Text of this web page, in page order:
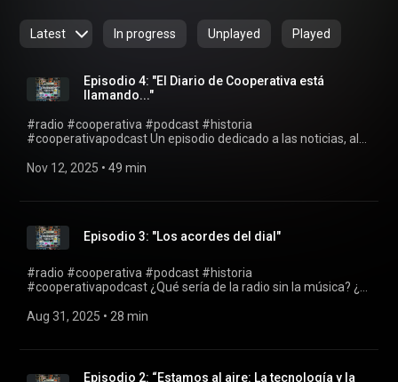
Latest In progress Unplayed Played
Episodio 4: "El Diario de Cooperativa está
llamando..."
#radio #cooperativa #podcast #historia
#cooperativapodcast Un episodio dedicado a las noticias, al
de Radio Cooperativa durante nueve décadas. Descubre más
Nov 12, 2025 • 49 min
Episodio 3: "Los acordes del dial"
#radio #cooperativa #podcast #historia
#cooperativapodcast ¿Qué sería de la radio sin la música? ¿O
Cecilia Echeñique y Ángel Parra nos acompañan a recorrer la
Fronteras” hasta “Dulce Patria”. Descubre más contenidos en
Aug 31, 2025 • 28 min
Episodio 2: “Estamos al aire: La tecnología y la